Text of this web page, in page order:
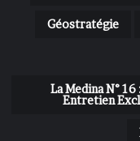
Géostratégie
La Medina N°
Entretien